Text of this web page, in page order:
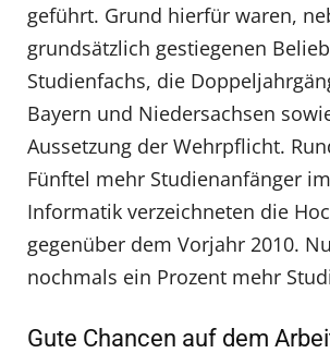
geführt. Grund hierfür waren,
grundsätzlich gestiegenen
Studienfachs, die
Bayern und Niedersachsen
Aussetzung der Wehrpflicht.
Fünftel mehr Studienanfänger
Informatik verzeichneten die
gegenüber dem Vorjahr 2010.
nochmals ein Prozent mehr
Gute Chancen auf dem